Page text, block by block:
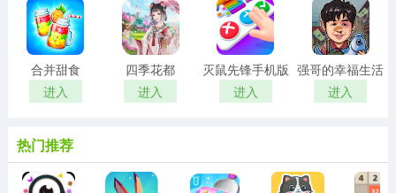
合并甜食
进入
四季花都
进入
灭鼠先锋手机版
进入
强哥的幸福生活
进入
热门推荐